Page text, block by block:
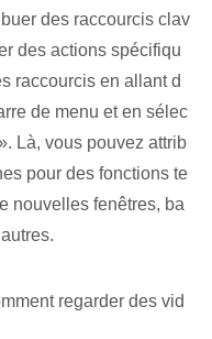
des raccourcis clav
des actions spécifiqu
raccourcis en allant d
de menu et en sélec
Là, vous pouvez attrib
pour des fonctions te
nouvelles fenêtres, ba
regarder des vid